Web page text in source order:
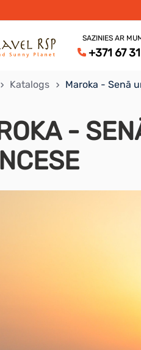
SAZINIES AR
+371 67
Katalogs Maroka - Senā
-